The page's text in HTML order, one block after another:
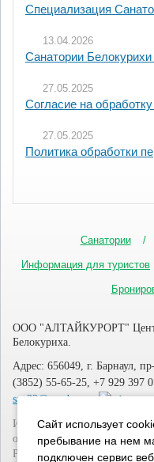
Специализация
13.04.2026
Санатории
27.05.2025
Согласие на
27.05.2025
Политика обработки
Санатории
Информация для туристов
ООО "АЛТАЙКУРОРТ" Центр
Белокуриха.
Адрес: 656049, г. Барнаул,
(3852) 55-65-25, +7 929 397
san22@yandex.ru
Информация,
офертой определяемой
Российской Федерации.
Сайт использует
пребывание на нем
подключен сервис